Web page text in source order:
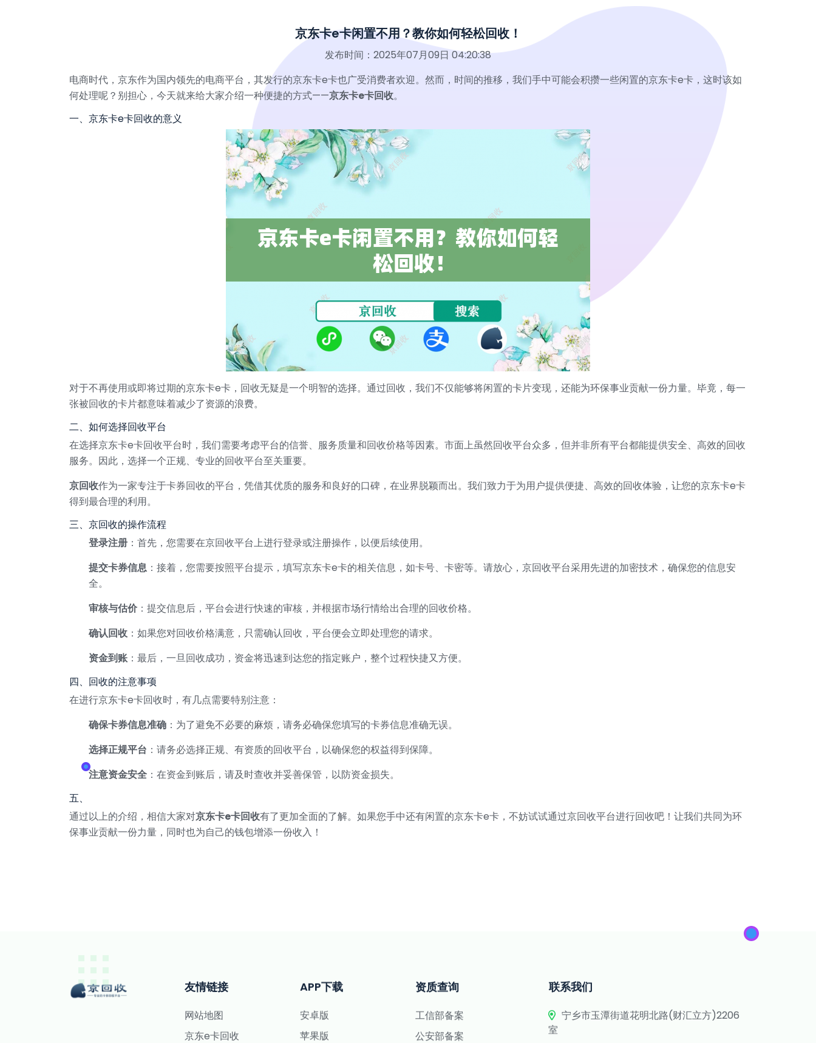
京东卡e卡闲置不用？教你如何轻松回收！
发布时间：2025年07月09日 04:20:38
电商时代，京东作为国内领先的电商平台，其发行的京东卡e卡也广受消费者欢迎。然而，时间的推移，我们手中可能会积攒一些闲置的京东卡e卡，这时该如
何处理呢？别担心，今天就来给大家介绍一种便捷的方式——京东卡e卡回收。
一、京东卡e卡回收的意义
对于不再使用或即将过期的京东卡e卡，回收无疑是一个明智的选择。通过回收，我们不仅能够将闲置的卡片变现，还能为环保事业贡献一份力量。毕竟，每一
张被回收的卡片都意味着减少了资源的浪费。
二、如何选择回收平台
在选择京东卡e卡回收平台时，我们需要考虑平台的信誉、服务质量和回收价格等因素。市面上虽然回收平台众多，但并非所有平台都能提供安全、高效的回收
服务。因此，选择一个正规、专业的回收平台至关重要。
京回收作为一家专注于卡券回收的平台，凭借其优质的服务和良好的口碑，在业界脱颖而出。我们致力于为用户提供便捷、高效的回收体验，让您的京东卡e卡
得到最合理的利用。
三、京回收的操作流程
登录注册 ：首先，您需要在京回收平台上进行登录或注册操作，以便后续使用。
提交卡券信息 ：接着，您需要按照平台提示，填写京东卡e卡的相关信息，如卡号、卡密等。请放心，京回收平台采用先进的加密技术，确保您的信息安
全。
审核与估价：提交信息后，平台会进行快速的审核，并根据市场行情给出合理的回收价格。
确认回收：如果您对回收价格满意，只需确认回收，平台便会立即处理您的请求。
资金到账：最后，一旦回收成功，资金将迅速到达您的指定账户，整个过程快捷又方便。
四、回收的注意事项
在进行京东卡e卡回收时，有几点需要特别注意：
确保卡券信息准确 ：为了避免不必要的麻烦，请务必确保您填写的卡券信息准确无误。
选择正规平台 ：请务必选择正规、有资质的回收平台，以确保您的权益得到保障。
注意资金安全 ：在资金到账后，请及时查收并妥善保管，以防资金损失。
五、
通过以上的介绍，相信大家对京东卡e卡回收有了更加全面的了解。如果您手中还有闲置的京东卡e卡，不妨试试通过京回收平台进行回收吧！让我们共同为环
保事业贡献一份力量，同时也为自己的钱包增添一份收入！
友情链接
网站地图
京东e卡回收
APP下载
安卓版
苹果版
资质查询
工信部备案
公安部备案
联系我们
宁乡市玉潭街道花明北路(财汇立方)2206
室